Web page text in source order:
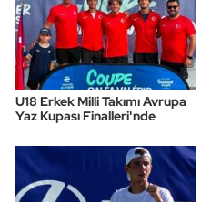
U18 Erkek Milli Takımı Avrupa
Yaz Kupası Finalleri'nde
Sualtı Sporları
Tekvando
Tenis
Triatlon
Voleybol